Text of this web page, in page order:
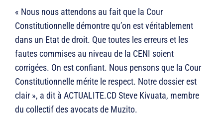
« Nous nous attendons au fait que la Cour
Constitutionnelle démontre qu’on est véritablement
dans un Etat de droit. Que toutes les erreurs et les
fautes commises au niveau de la CENI soient
corrigées. On est confiant. Nous pensons que la Cour
Constitutionnelle mérite le respect. Notre dossier est
clair », a dit à ACTUALITE.CD Steve Kivuata, membre
du collectif des avocats de Muzito.